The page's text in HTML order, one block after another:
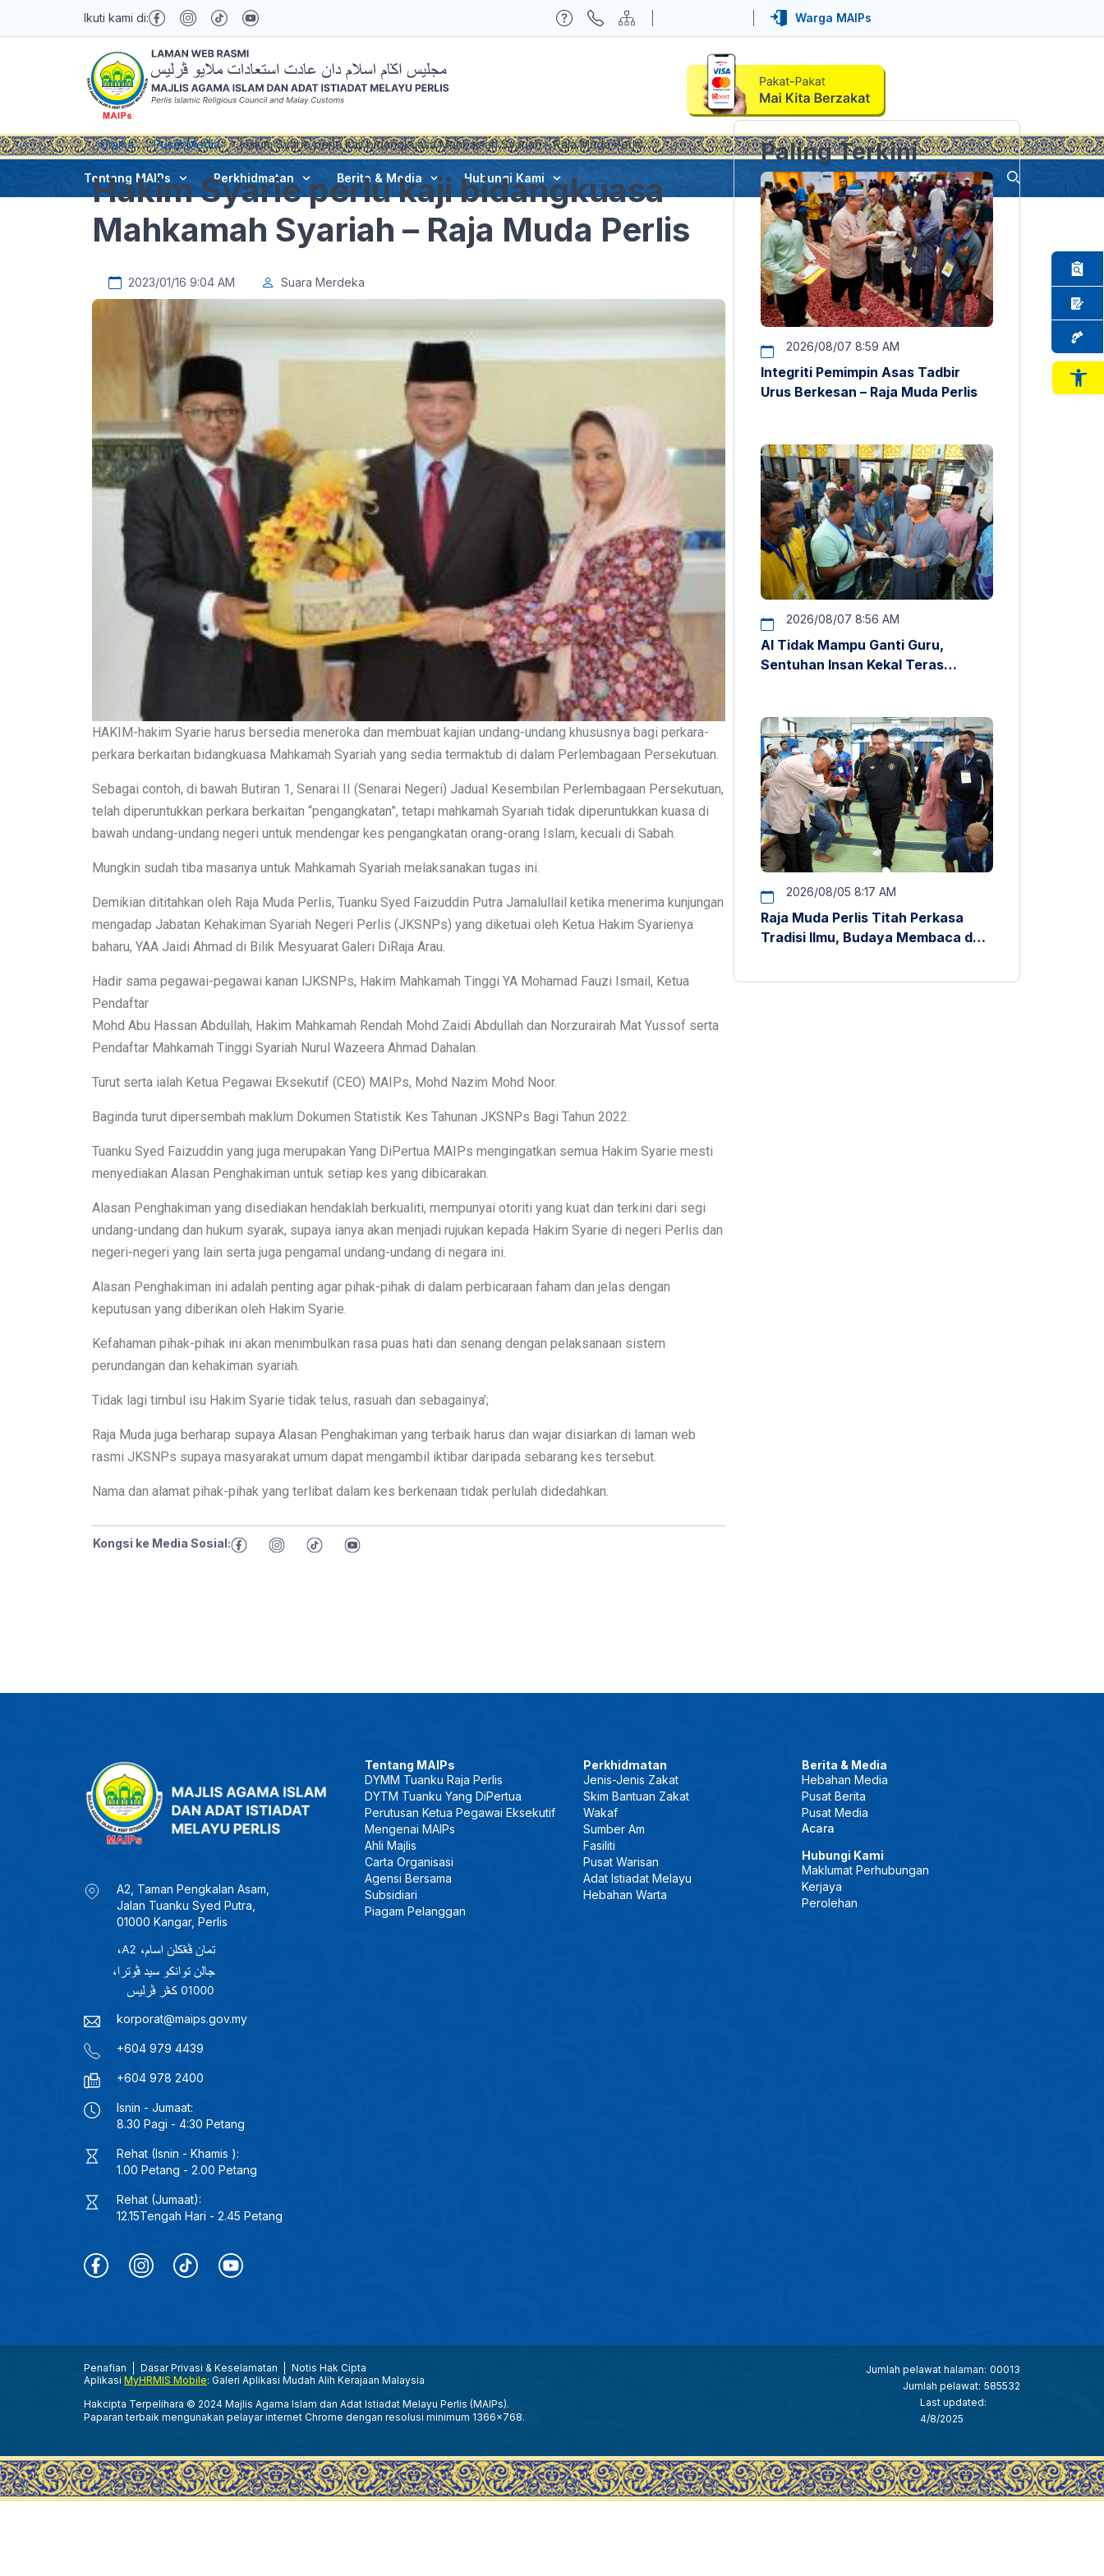
Ikuti kami di: Warga MAIPs
Tentang MAIPs Perkhidmatan Berita & Media Hubungi Kami
Utama Pusat Media Hakim Syarie perlu kaji bidangkuasa Mahkamah Syariah – Raja Muda Perlis
Hakim Syarie perlu kaji bidangkuasa
Mahkamah Syariah – Raja Muda Perlis
2023/01/16 9:04 AM Suara Merdeka
HAKIM-hakim Syarie harus bersedia meneroka dan membuat kajian undang-undang khususnya bagi perkara-
perkara berkaitan bidangkuasa Mahkamah Syariah yang sedia termaktub di dalam Perlembagaan Persekutuan.
Sebagai contoh, di bawah Butiran 1, Senarai II (Senarai Negeri) Jadual Kesembilan Perlembagaan Persekutuan,
telah diperuntukkan perkara berkaitan “pengangkatan”, tetapi mahkamah Syariah tidak diperuntukkan kuasa di
bawah undang-undang negeri untuk mendengar kes pengangkatan orang-orang Islam, kecuali di Sabah.
Mungkin sudah tiba masanya untuk Mahkamah Syariah melaksanakan tugas ini.
Demikian dititahkan oleh Raja Muda Perlis, Tuanku Syed Faizuddin Putra Jamalullail ketika menerima kunjungan
mengadap Jabatan Kehakiman Syariah Negeri Perlis (JKSNPs) yang diketuai oleh Ketua Hakim Syarienya
baharu, YAA Jaidi Ahmad di Bilik Mesyuarat Galeri DiRaja Arau.
Hadir sama pegawai-pegawai kanan lJKSNPs, Hakim Mahkamah Tinggi YA Mohamad Fauzi Ismail, Ketua
Pendaftar
Mohd Abu Hassan Abdullah, Hakim Mahkamah Rendah Mohd Zaidi Abdullah dan Norzurairah Mat Yussof serta
Pendaftar Mahkamah Tinggi Syariah Nurul Wazeera Ahmad Dahalan.
Turut serta ialah Ketua Pegawai Eksekutif (CEO) MAIPs, Mohd Nazim Mohd Noor.
Baginda turut dipersembah maklum Dokumen Statistik Kes Tahunan JKSNPs Bagi Tahun 2022.
Tuanku Syed Faizuddin yang juga merupakan Yang DiPertua MAIPs mengingatkan semua Hakim Syarie mesti
menyediakan Alasan Penghakiman untuk setiap kes yang dibicarakan.
Alasan Penghakiman yang disediakan hendaklah berkualiti, mempunyai otoriti yang kuat dan terkini dari segi
undang-undang dan hukum syarak, supaya ianya akan menjadi rujukan kepada Hakim Syarie di negeri Perlis dan
negeri-negeri yang lain serta juga pengamal undang-undang di negara ini.
Alasan Penghakiman ini adalah penting agar pihak-pihak di dalam perbicaraan faham dan jelas dengan
keputusan yang diberikan oleh Hakim Syarie.
Kefahaman pihak-pihak ini akan menimbulkan rasa puas hati dan senang dengan pelaksanaan sistem
perundangan dan kehakiman syariah.
Tidak lagi timbul isu Hakim Syarie tidak telus, rasuah dan sebagainya’;
Raja Muda juga berharap supaya Alasan Penghakiman yang terbaik harus dan wajar disiarkan di laman web
rasmi JKSNPs supaya masyarakat umum dapat mengambil iktibar daripada sebarang kes tersebut.
Nama dan alamat pihak-pihak yang terlibat dalam kes berkenaan tidak perlulah didedahkan.
Kongsi ke Media Sosial:
Paling Terkini
2026/08/07 8:59 AM
Integriti Pemimpin Asas Tadbir
Urus Berkesan – Raja Muda Perlis
2026/08/07 8:56 AM
AI Tidak Mampu Ganti Guru,
Sentuhan Insan Kekal Teras
2026/08/05 8:17 AM
Raja Muda Perlis Titah Perkasa
Tradisi Ilmu, Budaya Membaca dan
A2, Taman Pengkalan Asam,
Jalan Tuanku Syed Putra,
01000 Kangar, Perlis
korporat@maips.gov.my
+604 979 4439
+604 978 2400
Isnin - Jumaat:
8.30 Pagi - 4:30 Petang
Rehat (Isnin - Khamis ):
1.00 Petang - 2.00 Petang
Rehat (Jumaat):
12.15Tengah Hari - 2.45 Petang
Tentang MAIPs
DYMM Tuanku Raja Perlis
DYTM Tuanku Yang DiPertua
Perutusan Ketua Pegawai Eksekutif
Mengenai MAIPs
Ahli Majlis
Carta Organisasi
Agensi Bersama
Subsidiari
Piagam Pelanggan
Perkhidmatan
Jenis-Jenis Zakat
Skim Bantuan Zakat
Wakaf
Sumber Am
Fasiliti
Pusat Warisan
Adat Istiadat Melayu
Hebahan Warta
Berita & Media
Hebahan Media
Pusat Berita
Pusat Media
Acara
Hubungi Kami
Maklumat Perhubungan
Kerjaya
Perolehan
Penafian Dasar Privasi & Keselamatan
Notis Hak Cipta
Aplikasi MyHRMIS Mobile: Galeri Aplikasi Mudah Alih Kerajaan Malaysia
Hakcipta Terpelihara © 2024 Majlis Agama Islam dan Adat Istiadat Melayu Perlis (MAIPs).
Paparan terbaik mengunakan pelayar internet Chrome dengan resolusi minimum 1366x768.
Jumlah pelawat halaman: 00013
Jumlah pelawat: 585532
Last updated:
4/8/2025